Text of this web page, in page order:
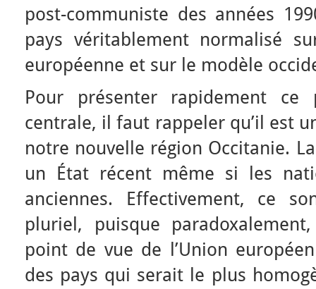
post-communiste des années
pays véritablement normalisé
européenne et sur le modèle
Pour présenter rapidement ce
centrale, il faut rappeler qu’il est
notre nouvelle région Occitanie.
un État récent même si les
anciennes. Effectivement, ce
pluriel, puisque
point de vue de l’Union
des pays qui serait le plus